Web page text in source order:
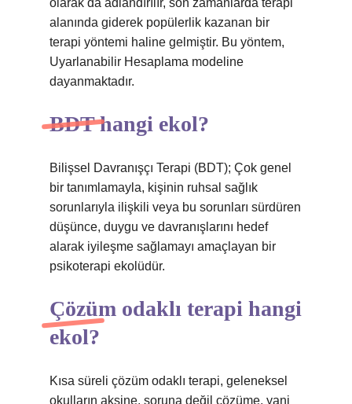
olarak da adlandırılır, son zamanlarda terapi
alanında giderek popülerlik kazanan bir
terapi yöntemi haline gelmiştir. Bu yöntem,
Uyarlanabilir Hesaplama modeline
dayanmaktadır.
BDT hangi ekol?
Bilişsel Davranışçı Terapi (BDT); Çok genel
bir tanımlamayla, kişinin ruhsal sağlık
sorunlarıyla ilişkili veya bu sorunları sürdüren
düşünce, duygu ve davranışlarını hedef
alarak iyileşme sağlamayı amaçlayan bir
psikoterapi ekolüdür.
Çözüm odaklı terapi hangi
ekol?
Kısa süreli çözüm odaklı terapi, geleneksel
okulların aksine, soruna değil çözüme, yani